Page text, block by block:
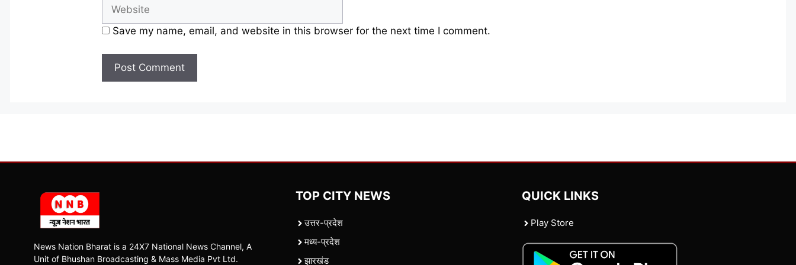
Save my name, email, and website in this browser for the next time I comment.
News Nation Bharat is a 24X7 National News Channel, A
Unit of Bhushan Broadcasting & Mass Media Pvt Ltd.
TOP CITY NEWS
उत्तर-प्रदेश
मध्य-प्रदेश
झारखंड
QUICK LINKS
Play Store